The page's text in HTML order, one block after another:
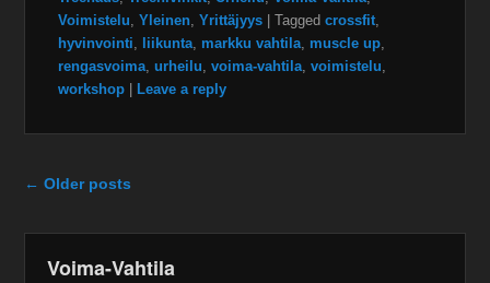
Voimistelu ,Yleinen ,Yrittäjyys |Tagged crossfit
hyvinvointi
liikunta markku vahtila muscle up
rengasvoima ,urheilu ,voima-vahtila ,voimistelu
workshop
Leave a reply
Post navigation
← Older posts
Voima-Vahtila